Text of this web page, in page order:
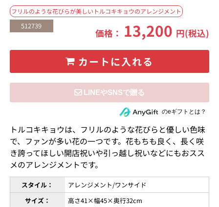
フリルのような花びらが美しいトルコキキョウのアレンジメント
512739
価格： 13,200 円(税込)
カートに入れる
住所を知らない相手にeギフトで贈るのeギフトとは？
トルコキキョウは、フリルのような花びらと優しい色味
で、ファンが多い花の一つです。花もちも良く、長く咲
き誇ってほしい開店祝いや引っ越し祝いなどにもおスス
メのアレンジメントです。
スタイル：
アレンジメント/ワンサイド
サイズ：
高さ41×幅45×奥行32cm